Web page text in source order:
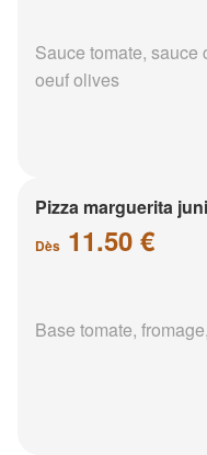
Sauce tomate, sauce
oeuf olives
Pizza marguerita
Dès 11.50 €
Base tomate,